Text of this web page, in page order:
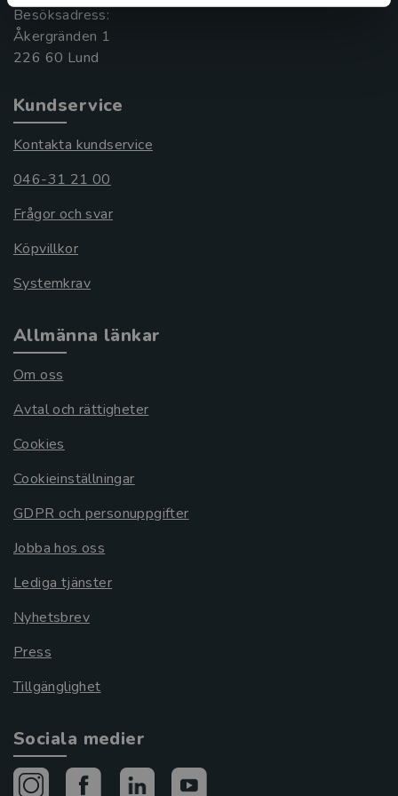
Besöksadress:
Åkergränden 1
Kundservice
Kontakta kundservice
046-31 21 00
Frågor och svar
Köpvillkor
Systemkrav
Allmänna länkar
Om oss
Avtal och rättigheter
Cookies
Cookieinställningar
GDPR och personuppgifter
Jobba hos oss
Lediga tjänster
Nyhetsbrev
Press
Tillgänglighet
Sociala medier